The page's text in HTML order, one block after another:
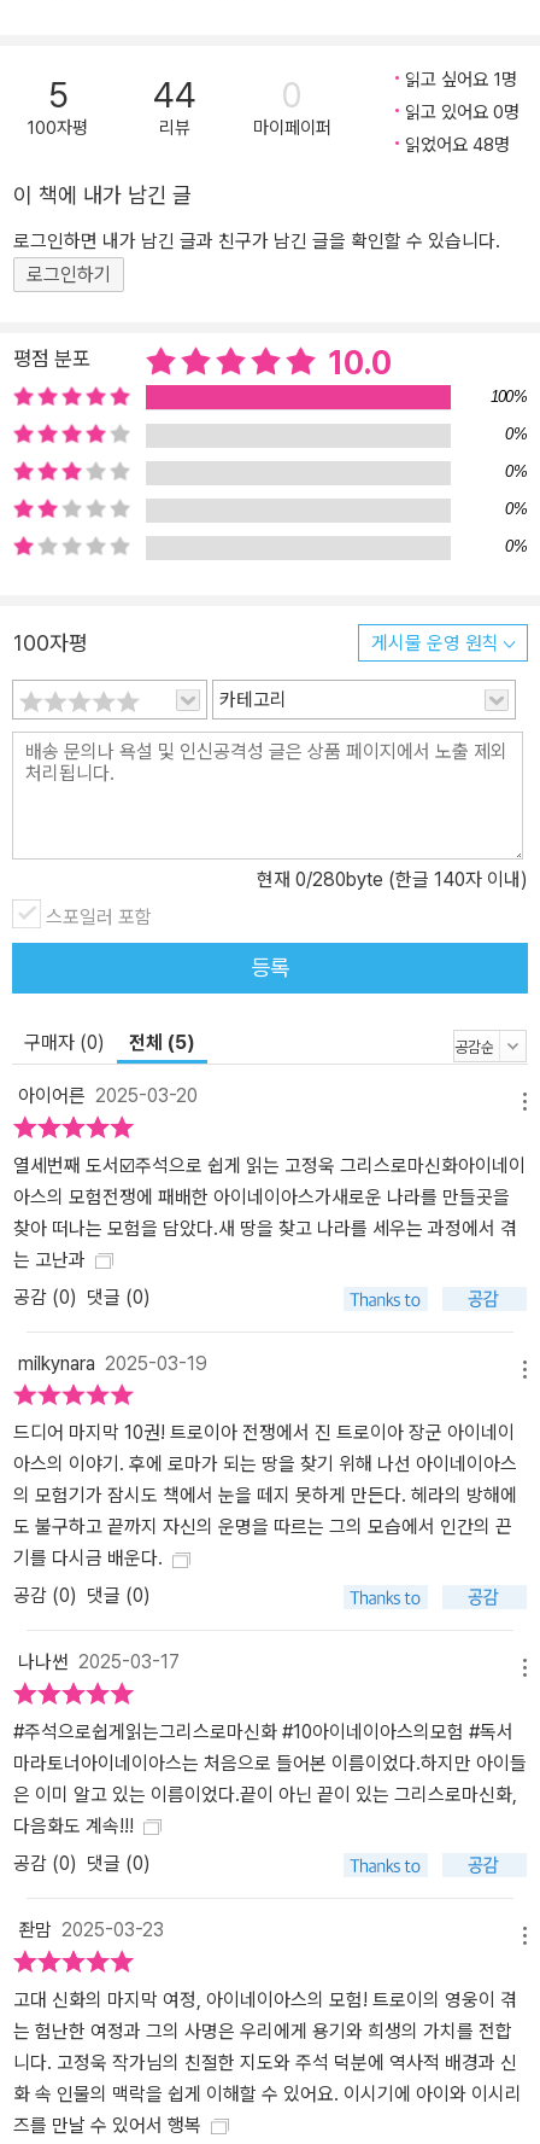
는 고정욱 그리스 로마 신화》(전 10권)로 다시 한번 독자들의 마음을
사로잡는다. 《그리스 로마 신화》는 단순한 옛날이야기가 아니라 용기
와 지혜, 사랑과 질투, 믿음과 배신, 분노와 용서 등 인간의 다양한 감
《그리스 로마 신화》 속에 담긴 신과 영웅들의 이야기는 많은 이들의
상상력을 자극하여 문학, 예술, 철학 작품의 탄생에 영향을 준 서양 문
화의 원형(原型·archetype)으로 손꼽힌다. 그 상징적 매력은 수천
구와 깊이 있는 통찰력을 바탕으로 신화 속 인물과 사건에 대한 설명
은 물론이고 신화의 기원과 전승 과정을 친절한 주석으로 소개한다.
저자는 수많은 판본 비교 과정에서 발견한 다양한 관점의 해석을 추
가하여 책 읽기의 즐거움뿐만 아니라 지적 고양감까지 전해준다. 20
21년 출간된 《고정욱 삼국지》 이후 또 하나의 걸작으로 평가되는 이
번 신작은 특히 겨울방학을 맞은 어린이와 청소년들에게 더없이 좋은
선물이 될 것이며 온 가족이 함께 배우고 즐기는 기회가 될 것이다. 2
의 문학적 성과를 이어가며 독자들에게 또 다른 감동을 선사할 것이
다. 신으로 묘사된 인간 세계의 민낯을 돌아보다 《그리스 로마 신화》
속 신과 영웅들은 낡은 활자에 갇혀 있지 않다. 이들은 문학 작품은 물
론 그림과 조각, 드라마와 영화, 게임 등 고대부터 현대에 이르기까지
끊임없이 확대 재생산되고 있다. 인문학을 만나는 첫 번째 관문이라
여 만들어졌다고 단언할 수 있을 만큼 신화를 모른다면 그 의미와 상
징을 이해하기 힘들 정도다. 《그리스 로마 신화》가 수많은 이들에게
영감을 주는 것은 그 안에 묘사된 다양한 신과 인간의 군상들이 다채
로운 가치관을 보여주기 때문이다. 신들은 근엄하지 않고 영웅들은
비장하지 않다. 세계를 창조한 위대한 신들은 아름다운 여자를 탐하
고(제우스), 술과 쾌락을 즐기며(디오니소스), 자신의 마음에 들지 않
는다고 자식을 버리는 비정함(헤라)까지 보여준다. 원칙주의자이지
만 예외가 있고, 호전적이지만 사랑스럽고, 지혜롭지만 어리석으며,
친절하지만 잔인하고, 너그러우면서 시기하고 질투하며, 아량 있는
듯하지만 속 좁은 신들의 속성은 바로 우리 인간의 민낯을 보여주는
듯하다. 이를 통해 인간 본성에 대한 이해를 넓히는 동시에 자신을 되
돌아보게 만든다. 출간 의의 및 특징 독자들의 기준에 맞춰 신화를 새
롭게 해석하다 《그리스 로마 신화》는 제국주의와 남성 우월주의라는
편향된 가치관을 기본으로 만들어졌다. 수많은 영웅들의 모험은 그대
로 정복과 지배의 역사다. 신화 속에서 세상의 중심은 그리스로 상징
되는 서양이며 그 외의 지역은 정복되어 마땅한 미개한 모습으로 그
려진다. 게다가 여성 신이나 인물들은 남성의 용맹함을 드러내는 요
소나 때로는 전리품으로 묘사되기도 한다. 완벽해야 할 신들은 비윤
리적이고 모순적인 모습으로 비치며, 거짓말과 속임수, 배신을 일삼
으며, 끊임없이 분란을 일으킨다. 이런 신화를 이해하기 위해서는 다
양한 문화적 배경과 관점에 대한 지식이 필요하다. 저자의 식견은 이
부분에서 빛을 발한다. 예를 들어, 저자는 이 책에서 제우스의 여성 편
력을 안정적인 정치를 펼치려는 정치적 판단으로 해석한다. 이렇듯
신화 속에 나타난 도덕적·윤리적 모순을 현대적 문맥에서 재해석하여
록 해준다. 신화의 방대함과 다양한 설(說)을 친절한 주석으로 설명
하다 《고정욱 그리스 로마 신화》는 30년 이상 글쓰기에 매진해온 고
로 전해져 다양한 이설(異說)로 존재하는 신화의 특성상 얽히고설킨
이야기를 한 무더기의 실타래를 풀어내듯 저자 특유의 혜안과 포용적
시각으로 친절한 주석을 더했다. 이는 글 읽기의 즐거움을 방해하지
않도록 유연한 이야기의 흐름을 유지한 채 주석으로 독자의 이해를
도와준다. 이와 함께 《그리스 로마 신화》에서 파생된 다양한 인문학
적· 사회문화적 역사적 지식을 더해 어린이 청소년 독자가 지적으로
한 걸음 성장하도록 이끌어준다. 신화 속 인상적인 장면을 호쾌한 일
러스트로 담아내다 《고정욱 그리스 로마 신화》에는 우리에게 익숙한
신화 속 인물과 인상적인 명장면이 일러스트로 담겨 있다. 《고정욱 삼
국지》에 이어 새로운 느낌으로 탄생한 신과 영웅들은 책 속에서 금방
이라도 튀어나올 듯 역동적이고 입체적인 모습을 보여준다. 또한 신
화 속 명장면을 생생하게 담아낸 일러스트로 글 읽기의 즐거움을 더
한다.
5
100자평
44
리뷰
0
마이페이퍼
읽고 싶어요 1명
읽고 있어요 0명
읽었어요 48명
이 책에 내가 남긴 글
로그인하면 내가 남긴 글과 친구가 남긴 글을 확인할 수 있습니다.
로그인하기
평점 분포 10.0
100%
0%
0%
0%
0%
100자평 게시물 운영 원칙
카테고리
현재 0/280byte (한글 140자 이내)
스포일러 포함
등록
구매자 (0) 전체 (5)
아이어른 2025-03-20
열세번째 도서☑️주석으로 쉽게 읽는 고정욱 그리스로마신화아이네이
아스의 모험전쟁에 패배한 아이네이아스가새로운 나라를 만들곳을
찾아 떠나는 모험을 담았다.새 땅을 찾고 나라를 세우는 과정에서 겪
는 고난과
공감 (0) 댓글 (0)
milkynara 2025-03-19
드디어 마지막 10권! 트로이아 전쟁에서 진 트로이아 장군 아이네이
아스의 이야기. 후에 로마가 되는 땅을 찾기 위해 나선 아이네이아스
의 모험기가 잠시도 책에서 눈을 떼지 못하게 만든다. 헤라의 방해에
도 불구하고 끝까지 자신의 운명을 따르는 그의 모습에서 인간의 끈
기를 다시금 배운다.
공감 (0) 댓글 (0)
나나썬 2025-03-17
#주석으로쉽게읽는그리스로마신화 #10아이네이아스의모험 #독서
마라토너아이네이아스는 처음으로 들어본 이름이었다.하지만 아이들
은 이미 알고 있는 이름이었다.끝이 아닌 끝이 있는 그리스로마신화,
다음화도 계속!!!
공감 (0) 댓글 (0)
좐맘 2025-03-23
고대 신화의 마지막 여정, 아이네이아스의 모험! 트로이의 영웅이 겪
는 험난한 여정과 그의 사명은 우리에게 용기와 희생의 가치를 전합
니다. 고정욱 작가님의 친절한 지도와 주석 덕분에 역사적 배경과 신
화 속 인물의 맥락을 쉽게 이해할 수 있어요. 이시기에 아이와 이시리
즈를 만날 수 있어서 행복